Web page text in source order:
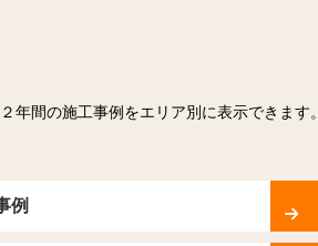
年間の施工事例をエリア別に表示できます。
例